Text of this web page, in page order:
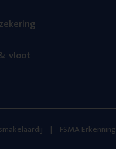
vloot
FSMA Erkenning